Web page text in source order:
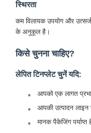
स्थिरता
कम विलायक उपयोग और
के अनुकूल है।
किसे चुनना चाहिए?
लेपित टिनप्लेट चुनें यदि:
आपको एक लागत
आपकी उत्पादन
मानक पैकेजिंग पर्याप्त